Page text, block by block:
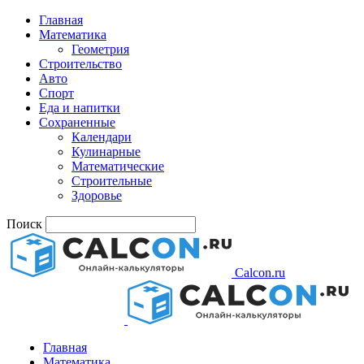
Главная
Математика
Геометрия
Строительство
Авто
Спорт
Еда и напитки
Сохраненные
Календари
Кулинарные
Математические
Строительные
Здоровье
Поиск
Calcon.ru
Главная